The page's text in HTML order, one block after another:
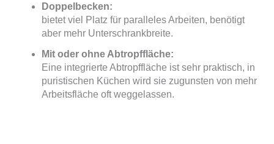
Doppelbecken:
bietet viel Platz für paralleles Arbeiten, benötigt
aber mehr Unterschrankbreite.
Mit oder ohne Abtropffläche:
Eine integrierte Abtropffläche ist sehr praktisch, in
puristischen Küchen wird sie zugunsten von mehr
Arbeitsfläche oft weggelassen.